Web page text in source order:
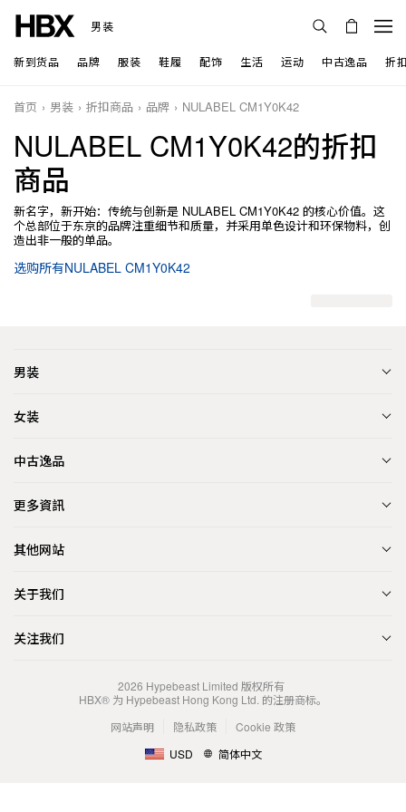
男装
新到货品 品牌 服装 鞋履 配饰 生活 运动 中古逸品 折
首页 男装 折扣商品 品牌 NULABEL CM1Y0K42
NULABEL CM1Y0K42的折扣
商品
新名字，新开始：传统与创新是 NULABEL CM1Y0K42 的核心价值。这
个总部位于东京的品牌注重细节和质量，并采用单色设计和环保物料，创
造出非一般的单品。
选购所有NULABEL CM1Y0K42
男装
女装
中古逸品
更多資訊
其他网站
关于我们
关注我们
2026 Hypebeast Limited 版权所有
HBX® 为 Hypebeast Hong Kong Ltd. 的注册商标。
网站声明
隐私政策
Cookie 政策
USD
简体中文